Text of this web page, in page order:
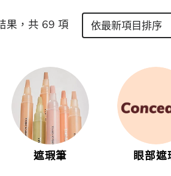
果，共 69 項
遮瑕筆 眼部遮